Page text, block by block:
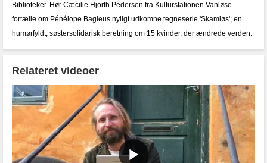
Biblioteker. Hør Cæcilie Hjorth Pedersen fra Kulturstationen Vanløse
fortælle om Pénélope Bagieus nyligt udkomne tegneserie 'Skamløs'; en
humørfyldt, søstersolidarisk beretning om 15 kvinder, der ændrede verden.
Relateret videoer